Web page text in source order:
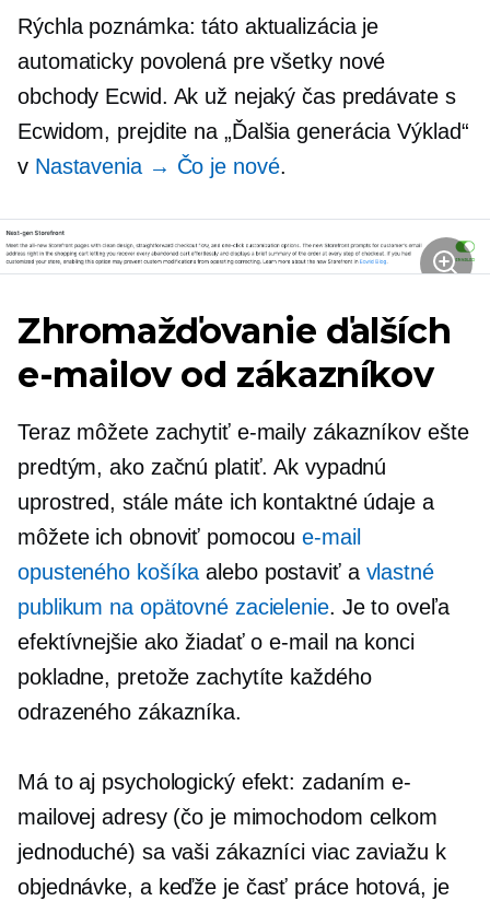
Rýchla poznámka: táto aktualizácia je
automaticky povolená pre všetky nové
obchody Ecwid. Ak už nejaký čas predávate s
Ecwidom, prejdite na „Ďalšia generácia Výklad“
v Nastavenia → Čo je nové.
Zhromažďovanie ďalších
e-mailov od zákazníkov
Teraz môžete zachytiť e-maily zákazníkov ešte
predtým, ako začnú platiť. Ak vypadnú
uprostred, stále máte ich kontaktné údaje a
môžete ich obnoviť pomocoue-mail
opusteného košíka alebo postaviť a vlastné
publikum na opätovné zacielenie. Je to oveľa
efektívnejšie ako žiadať o e-mail na konci
pokladne, pretože zachytíte každého
odrazeného zákazníka.
Má to aj psychologický efekt: zadaním e-
mailovej adresy (čo je mimochodom celkom
jednoduché) sa vaši zákazníci viac zaviažu k
objednávke, a keďže je časť práce hotová, je